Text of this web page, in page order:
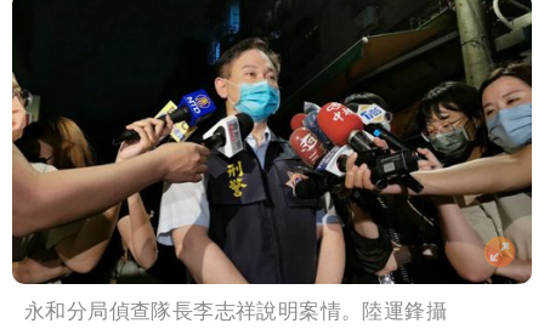
永和分局偵查隊長李志祥說明案情。陸運鋒攝